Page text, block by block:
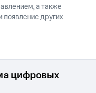
а также
появление других
цифровых